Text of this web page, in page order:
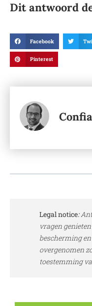
Dit antwoord
Facebook
Pinterest
Legal notice:
vragen
bescherming
overgenomen
toestemming